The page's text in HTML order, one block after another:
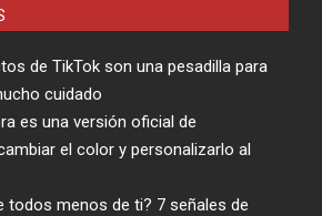
de TikTok son una pesadilla para
cuidado
es una versión oficial de
el color y personalizarlo al
todos menos de ti? 7 señales de